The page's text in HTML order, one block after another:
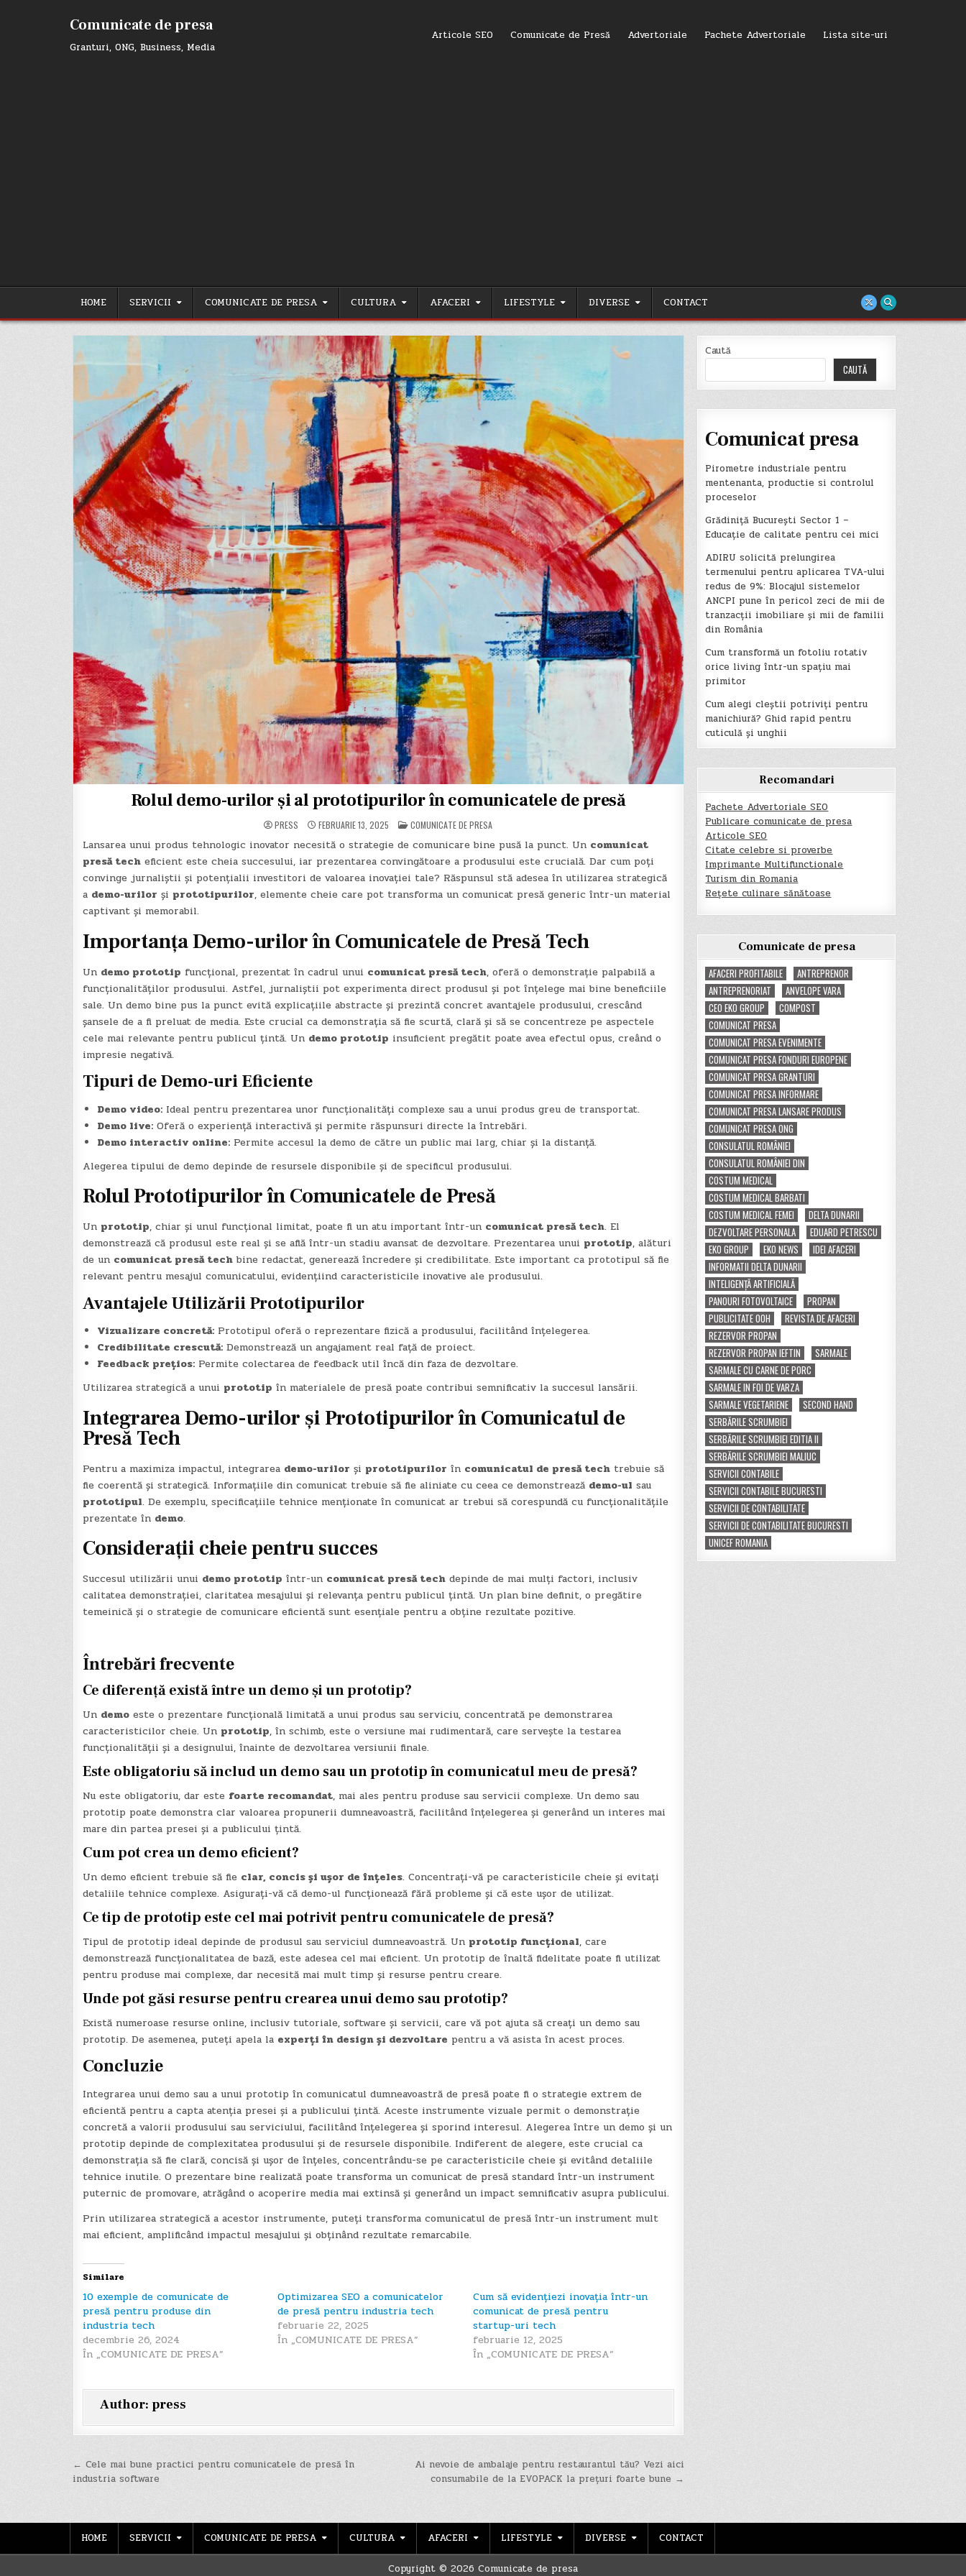
Comunicate de presa
Granturi, ONG, Business, Media
Articole SEO Comunicate de Presă Advertoriale Pachete Advertoriale Lista site-uri
HOME SERVICII COMUNICATE DE PRESA CULTURA AFACERI LIFESTYLE DIVERSE CONTACT
Rolul demo-urilor și al prototipurilor în comunicatele de presă
PRESS FEBRUARIE 13, 2025 POSTED
IN
COMUNICATE DE PRESA
Lansarea unui produs tehnologic inovator necesită o strategie de comunicare bine pusă la punct. Un comunicat
presă techeficient este cheia succesului, iar prezentarea convingătoare a produsului este crucială. Dar cum poți
convinge jurnaliștii și potențialii investitori de valoarea inovației tale? Răspunsul stă adesea în utilizarea strategică
a demo-urilor și prototipurilor, elemente cheie care pot transforma un comunicat presă generic într-un material
captivant și memorabil.
Importanța Demo-urilor în Comunicatele de Presă Tech
Un demo prototip funcțional, prezentat în cadrul unui comunicat presă tech, oferă o demonstrație palpabilă a
funcționalităților produsului. Astfel, jurnaliștii pot experimenta direct produsul și pot înțelege mai bine beneficiile
sale. Un demo bine pus la punct evită explicațiile abstracte și prezintă concret avantajele produsului, crescând
șansele de a fi preluat de media. Este crucial ca demonstrația să fie scurtă, clară și să se concentreze pe aspectele
cele mai relevante pentru publicul țintă. Un demo prototip insuficient pregătit poate avea efectul opus, creând o
impresie negativă.
Tipuri de Demo-uri Eficiente
Demo video:Ideal pentru prezentarea unor funcționalități complexe sau a unui produs greu de transportat.
Demo live:Oferă o experiență interactivă și permite răspunsuri directe la întrebări.
Demo interactiv online:Permite accesul la demo de către un public mai larg, chiar și la distanță.
Alegerea tipului de demo depinde de resursele disponibile și de specificul produsului.
Rolul Prototipurilor în Comunicatele de Presă
Un prototip, chiar și unul funcțional limitat, poate fi un atu important într-un comunicat presă tech. El
demonstrează că produsul este real și se află într-un stadiu avansat de dezvoltare. Prezentarea unui prototip, alături
de un comunicat presă techbine redactat, generează încredere și credibilitate. Este important ca prototipul să fie
relevant pentru mesajul comunicatului, evidențiind caracteristicile inovative ale produsului.
Avantajele Utilizării Prototipurilor
Vizualizare concretă:Prototipul oferă o reprezentare fizică a produsului, facilitând înțelegerea.
Credibilitate crescută:Demonstrează un angajament real față de proiect.
Feedback prețios:Permite colectarea de feedback util încă din faza de dezvoltare.
Utilizarea strategică a unui prototip în materialele de presă poate contribui semnificativ la succesul lansării.
Integrarea Demo-urilor și Prototipurilor în Comunicatul de
Presă Tech
Pentru a maximiza impactul, integrarea demo-urilor și prototipurilor în comunicatul de presă techtrebuie să
fie coerentă și strategică. Informațiile din comunicat trebuie să fie aliniate cu ceea ce demonstrează demo-ul sau
prototipul. De exemplu, specificațiile tehnice menționate în comunicat ar trebui să corespundă cu funcționalitățile
prezentate în demo.
Considerații cheie pentru succes
Succesul utilizării unui demo prototip într-un comunicat presă techdepinde de mai mulți factori, inclusiv
calitatea demonstrației, claritatea mesajului și relevanța pentru publicul țintă. Un plan bine definit, o pregătire
temeinică și o strategie de comunicare eficientă sunt esențiale pentru a obține rezultate pozitive.
Întrebări frecvente
Ce diferență există între un demo și un prototip?
Un demoeste o prezentare funcțională limitată a unui produs sau serviciu, concentrată pe demonstrarea
caracteristicilor cheie. Un prototip, în schimb, este o versiune mai rudimentară, care servește la testarea
funcționalității și a designului, înainte de dezvoltarea versiunii finale.
Este obligatoriu să includ un demo sau un prototip în comunicatul meu de presă?
Nu este obligatoriu, dar este foarte recomandat, mai ales pentru produse sau servicii complexe. Un demo sau
prototip poate demonstra clar valoarea propunerii dumneavoastră, facilitând înțelegerea și generând un interes mai
mare din partea presei și a publicului țintă.
Cum pot crea un demo eficient?
Un demo eficient trebuie să fie clar, concis și ușor de înțeles. Concentrați-vă pe caracteristicile cheie și evitați
detaliile tehnice complexe. Asigurați-vă că demo-ul funcționează fără probleme și că este ușor de utilizat.
Ce tip de prototip este cel mai potrivit pentru comunicatele de presă?
Tipul de prototip ideal depinde de produsul sau serviciul dumneavoastră. Un prototip funcțional, care
demonstrează funcționalitatea de bază, este adesea cel mai eficient. Un prototip de înaltă fidelitate poate fi utilizat
pentru produse mai complexe, dar necesită mai mult timp și resurse pentru creare.
Unde pot găsi resurse pentru crearea unui demo sau prototip?
Există numeroase resurse online, inclusiv tutoriale, software și servicii, care vă pot ajuta să creați un demo sau
prototip. De asemenea, puteți apela la experți în design și dezvoltare pentru a vă asista în acest proces.
Concluzie
Integrarea unui demo sau a unui prototip în comunicatul dumneavoastră de presă poate fi o strategie extrem de
eficientă pentru a capta atenția presei și a publicului țintă. Aceste instrumente vizuale permit o demonstrație
concretă a valorii produsului sau serviciului, facilitând înțelegerea și sporind interesul. Alegerea între un demo și un
prototip depinde de complexitatea produsului și de resursele disponibile. Indiferent de alegere, este crucial ca
demonstrația să fie clară, concisă și ușor de înțeles, concentrându-se pe caracteristicile cheie și evitând detaliile
tehnice inutile. O prezentare bine realizată poate transforma un comunicat de presă standard într-un instrument
puternic de promovare, atrăgând o acoperire media mai extinsă și generând un impact semnificativ asupra publicului.
Prin utilizarea strategică a acestor instrumente, puteți transforma comunicatul de presă într-un instrument mult
mai eficient, amplificând impactul mesajului și obținând rezultate remarcabile.
Similare
10 exemple de comunicate de
presă pentru produse din
industria tech
decembrie 26, 2024
În „COMUNICATE DE PRESA”
Optimizarea SEO a comunicatelor
de presă pentru industria tech
februarie 22, 2025
În „COMUNICATE DE PRESA”
Cum să evidențiezi inovația într-un
comunicat de presă pentru
startup-uri tech
februarie 12, 2025
În „COMUNICATE DE PRESA”
Author: press
Navigare
în
Ai nevoie de ambalaje pentru restaurantul tău? Vezi aici
consumabile de la EVOPACK la prețuri foarte bune →
← Cele mai bune practici pentru comunicatele de presă în
industria software
Caută
CAUTĂ
Comunicat presa
Pirometre industriale pentru
mentenanta, productie si controlul
proceselor
Grădiniță București Sector 1 –
Educație de calitate pentru cei mici
ADIRU solicită prelungirea
termenului pentru aplicarea TVA-ului
redus de 9%: Blocajul sistemelor
ANCPI pune în pericol zeci de mii de
tranzacții imobiliare și mii de familii
din România
Cum transformă un fotoliu rotativ
orice living într-un spațiu mai
primitor
Cum alegi cleștii potriviți pentru
manichiură? Ghid rapid pentru
cuticulă și unghii
Recomandari
Pachete Advertoriale SEO
Publicare comunicate de presa
Articole SEO
Citate celebre si proverbe
Imprimante Multifunctionale
Turism din Romania
Rețete culinare sănătoase
Comunicate de presa
AFACERI PROFITABILE
ANTREPRENOR
ANTREPRENORIAT
ANVELOPE VARA
CEO EKO GROUP
COMPOST
COMUNICAT PRESA
COMUNICAT PRESA EVENIMENTE
COMUNICAT PRESA FONDURI EUROPENE
COMUNICAT PRESA GRANTURI
COMUNICAT PRESA INFORMARE
COMUNICAT PRESA LANSARE PRODUS
COMUNICAT PRESA ONG
CONSULATUL ROMÂNIEI
CONSULATUL ROMÂNIEI DIN
COSTUM MEDICAL
COSTUM MEDICAL BARBATI
COSTUM MEDICAL FEMEI
DELTA DUNARII
DEZVOLTARE PERSONALA
EDUARD PETRESCU
EKO GROUP
EKO NEWS
IDEI AFACERI
INFORMATII DELTA DUNARII
INTELIGENȚĂ ARTIFICIALĂ
PANOURI FOTOVOLTAICE
PROPAN
PUBLICITATE OOH
REVISTA DE AFACERI
REZERVOR PROPAN
REZERVOR PROPAN IEFTIN
SARMALE
SARMALE CU CARNE DE PORC
SARMALE IN FOI DE VARZA
SARMALE VEGETARIENE
SECOND HAND
SERBĂRILE SCRUMBIEI
SERBĂRILE SCRUMBIEI EDITIA II
SERBĂRILE SCRUMBIEI MALIUC
SERVICII CONTABILE
SERVICII CONTABILE BUCURESTI
SERVICII DE CONTABILITATE
SERVICII DE CONTABILITATE BUCURESTI
UNICEF ROMANIA
HOME SERVICII COMUNICATE DE PRESA CULTURA AFACERI LIFESTYLE DIVERSE CONTACT
Copyright © 2026 Comunicate de presa